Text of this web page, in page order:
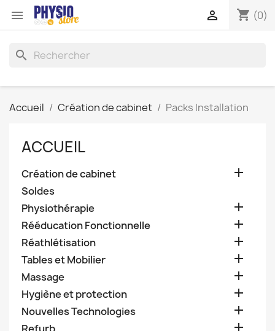
 shopping_cart (0)

search
Accueil Création de cabinet Packs Installation
ACCUEIL
Création de cabinet 
Soldes
Physiothérapie

Rééducation Fonctionnelle 
Réathlétisation 
Tables et Mobilier 
Massage 
Hygiène et protection 
Nouvelles Technologies 
